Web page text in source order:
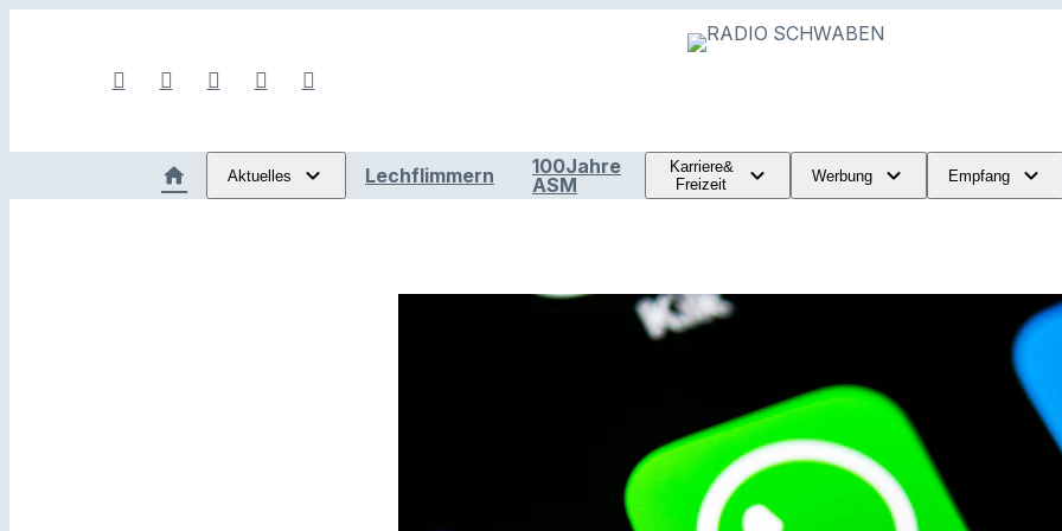
Aktuelles Lechflimmern
100Jahre
ASM
Karriere&
Freizeit
Werbung Empfang